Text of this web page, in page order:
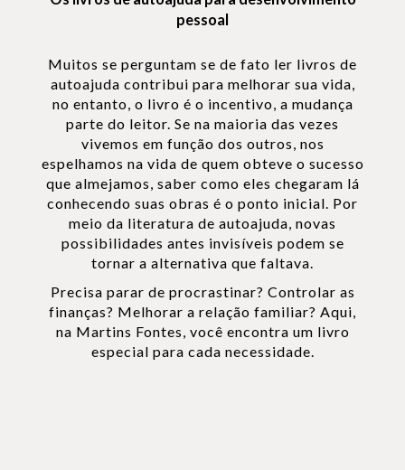
pessoal
Muitos se perguntam se de fato ler livros de
autoajuda contribui para melhorar sua vida,
no entanto, o livro é o incentivo, a mudança
parte do leitor. Se na maioria das vezes
vivemos em função dos outros, nos
espelhamos na vida de quem obteve o sucesso
que almejamos, saber como eles chegaram lá
conhecendo suas obras é o ponto inicial. Por
meio da literatura de autoajuda, novas
possibilidades antes invisíveis podem se
tornar a alternativa que faltava.
Precisa parar de procrastinar? Controlar as
finanças? Melhorar a relação familiar? Aqui,
na Martins Fontes, você encontra um livro
especial para cada necessidade.